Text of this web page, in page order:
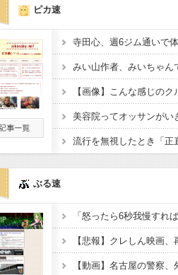
ピカ速
美容院ってオッサンがい
ぶる速
【悲報】クレしん映画